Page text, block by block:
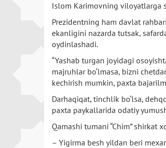
Islom Karimovning viloyatlarga
Prezidentning ham davlat
ekanligini nazarda tutsak,
oydinlashadi.
“Yashab turgan joyidagi
majruhlar bo‘lmasa, bizni
kechirish mumkin, paxta
Darhaqiqat, tinchlik bo‘lsa,
paxta paykallarida odatiy
Qamashi tumani “Chim” shirkat
– Yigirma besh yildan beri